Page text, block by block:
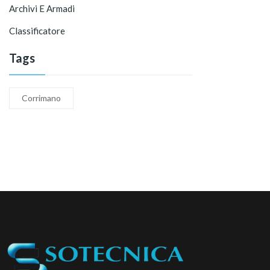
Archivi E Armadi
Classificatore
Tags
Corrimano